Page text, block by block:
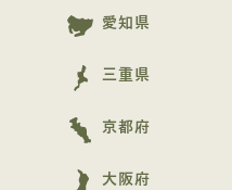
愛知県
三重県
京都府
大阪府